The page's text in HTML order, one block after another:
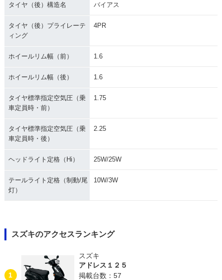
タイヤ（後）構造名 バイアス
タイヤ（後）プライレーテ
ィング
4PR
ホイールリム幅（前） 1.6
ホイールリム幅（後） 1.6
タイヤ標準指定空気圧（乗
車定員時・前）
1.75
タイヤ標準指定空気圧（乗
車定員時・後）
2.25
ヘッドライト定格（Hi） 25W/25W
テールライト定格（制動/尾
灯）
10W/3W
スズキのアクセスランキング
1
スズキ
アドレス１２５
掲載台数：57